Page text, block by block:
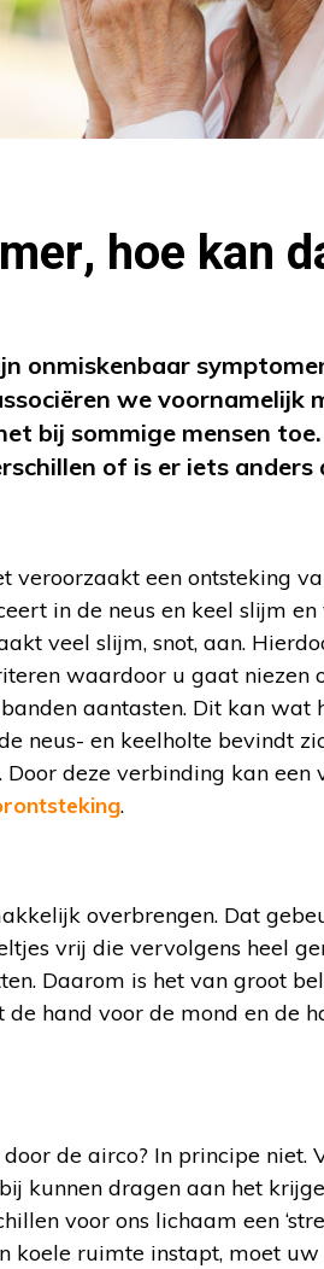
hoe kan
onmiskenbaar
we voornamelijk
bij sommige mensen
of is er iets anders
veroorzaakt een ontsteking
in de neus en keel slijm
veel slijm, snot, aan.
waardoor u gaat niezen
aantasten. Dit kan wat
neus- en keelholte bevindt
deze verbinding kan een
.
overbrengen. Dat
vrij die vervolgens heel
Daarom is het van groot
hand voor de mond en de
de airco? In principe niet.
kunnen dragen aan het
voor ons lichaam een
koele ruimte instapt, moet